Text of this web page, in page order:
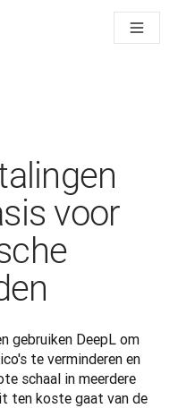
AI aangestuurde
Lokalisatie die
tot een realtime
demo with DeepL
voor
gebruiken DeepL om
te verminderen en
schaal in meerdere
ten koste gaat van de